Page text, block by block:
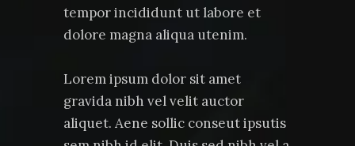
tempor incididunt ut labore et
dolore magna aliqua utenim.
Lorem ipsum dolor sit amet
gravida nibh vel velit auctor
aliquet. Aene sollic conseut ipsutis